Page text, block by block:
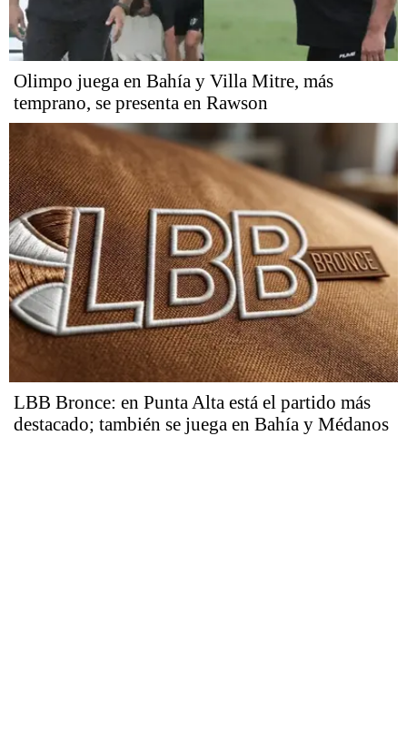
Olimpo juega en Bahía y Villa Mitre, más
temprano, se presenta en Rawson
LBB Bronce: en Punta Alta está el partido más
destacado; también se juega en Bahía y Médanos